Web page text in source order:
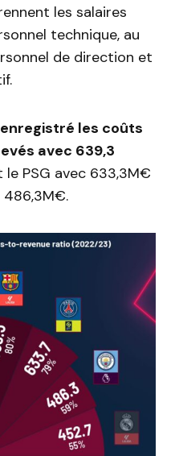
les salaires
technique, au
de direction et
enregistré les coûts
avec 639,3
le PSG avec 633,3M€